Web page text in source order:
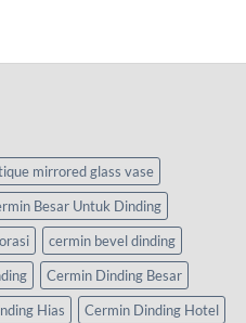
mirrored glass vase
Besar Untuk Dinding
cermin bevel dinding
Cermin Dinding Besar
Hias
Cermin Dinding Hotel